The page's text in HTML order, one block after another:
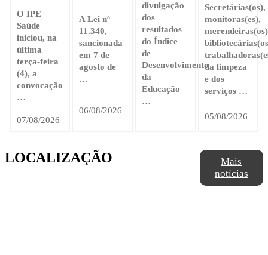
O IPE
Saúde
iniciou, na
última
terça-feira
(4), a
convocação
…
07/08/2026
A Lei nº
11.340,
sancionada
em 7 de
agosto de
…
06/08/2026
divulgação
dos
resultados
do Índice
de
Desenvolvimento
da
Educação
…
Secretárias(os),
monitoras(es),
da limpeza
e dos
serviços …
05/08/2026
Mais
notícias
LOCALIZAÇÃO